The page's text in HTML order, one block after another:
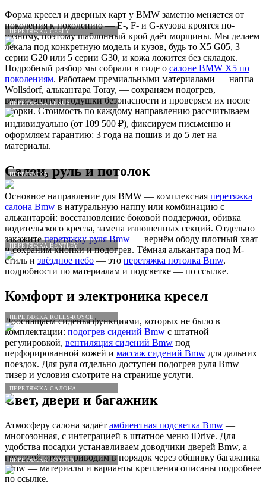
ПЕРЕТЯЖКА GEELY
ПЕРЕТЯЖКА LEXUS
ПЕРЕТЯЖКА
ПЕРЕТЯЖКА BENTLEY
ПЕРЕТЯЖКА ROLLS-ROYCE
ПЕРЕТЯЖКА САЛОНА
ПЕРЕТЯЖКА TOYOTA
Форма кресел и дверных карт у BMW заметно меняется от
поколения к поколению — E-, F- и G-кузова кроятся по-
разному, поэтому шаблонный крой даёт морщины. Мы делаем
лекала под конкретную модель и кузов, будь то X5 G05, 3
серии G20 или 5 серии G30, и кожа ложится без складок.
Подробный разбор мы собрали в гиде о салоне BMW X5 по
поколениям. Работаем премиальными материалами — наппа
Wollsdorf, алькантара Toray, — сохраняем подогрев,
вентиляцию и подушки безопасности и проверяем их после
сборки. Стоимость по каждому направлению рассчитываем
индивидуально (от 109 500 ₽), фиксируем письменно и
оформляем гарантию: 3 года на пошив и до 5 лет на
материалы.
Салон, руль и потолок
Основное направление для BMW — комплексная перетяжка
салона Bmw в натуральную наппу или комбинацию с
алькантарой: восстановление боковой поддержки, обивка
водительского кресла, замена изношенных секций. Отдельно
закажитеперетяжку руля Bmw — вернём ободу плотный хват
и сохраним кнопки и подогрев. Тёмная алькантара под M-
стиль и звёздное небо — это перетяжка потолка Bmw,
подробности по материалам и подсветке — по ссылке.
Комфорт и электроника кресел
Дооснащаем сиденья функциями, которых не было в
комплектации: подогрев сидений Bmw с штатной
регулировкой, вентиляция сидений Bmw под
перфорированной кожей и массаж сидений Bmw для дальних
поездок. Для руля отдельно доступен подогрев руля Bmw —
тизер и условия смотрите на странице услуги.
Свет, двери и багажник
Атмосферу салона задаёт амбиентная подсветка Bmw —
многозонная, с интеграцией в штатное меню iDrive. Для
удобства посадки устанавливаем доводчики дверей Bmw, а
грузовой отсек приводим в порядок через обшивку багажника
Bmw — материалы и варианты крепления описаны подробнее
по ссылке.